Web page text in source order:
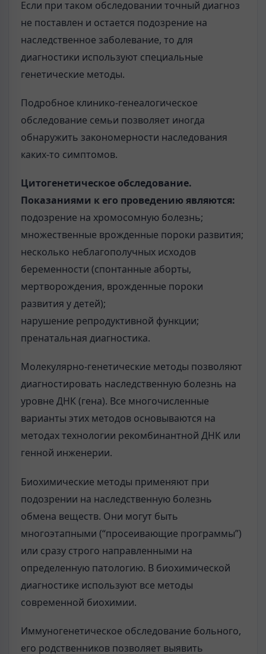
Если при таком обследовании точный диагноз
не поставлен и остается подозрение на
наследственное заболевание, то для
диагностики используют специальные
генетические методы.
Подробное клинико-генеалогическое
обследование семьи позволяет иногда
обнаружить закономерности наследования
каких-то симптомов.
Цитогенетическое обследование.
Показаниями к его проведению являются:
подозрение на хромосомную болезнь;
множественные врожденные пороки развития;
несколько неблагополучных исходов
беременности (спонтанные аборты,
мертворождения, врожденные пороки
развития у детей);
нарушение репродуктивной функции;
пренатальная диагностика.
Молекулярно-генетические методы позволяют
диагностировать наследственную болезнь на
уровне ДНК (гена). Все многочисленные
варианты этих методов основываются на
методах технологии рекомбинантной ДНК или
генной инженерии.
Биохимические методы применяют при
подозрении на наследственную болезнь
обмена веществ. Они могут быть
многоэтапными (“просеивающие программы”)
или сразу строго направленными на
определенную патологию. В биохимической
диагностике используют все методы
современной биохимии.
Иммуногенетическое обследование больного,
его родственников позволяет выявить